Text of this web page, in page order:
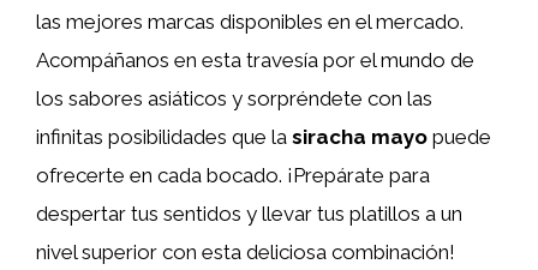
las mejores marcas disponibles en el mercado.
Acompáñanos en esta travesía por el mundo de
los sabores asiáticos y sorpréndete con las
infinitas posibilidades que la siracha mayo puede
ofrecerte en cada bocado. ¡Prepárate para
despertar tus sentidos y llevar tus platillos a un
nivel superior con esta deliciosa combinación!